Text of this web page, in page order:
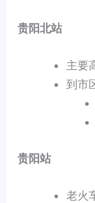
贵阳北站
主要
到市
贵阳站
老火